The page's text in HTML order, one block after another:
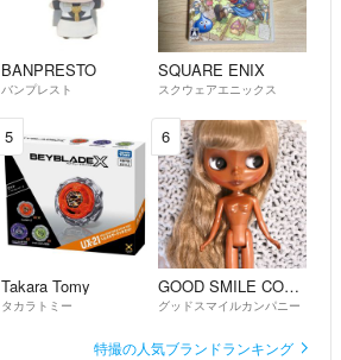
BANPRESTO
バンプレスト
SQUARE ENIX
スクウェアエニックス
5
Takara Tomy
タカラトミー
6
GOOD SMILE COMPANY
グッドスマイルカンパニー
特撮の人気ブランドランキング